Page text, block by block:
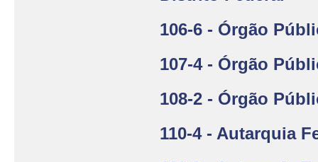
106-6 - Órgão
107-4 - Órgão
108-2 - Órgão
110-4 - Autarquia